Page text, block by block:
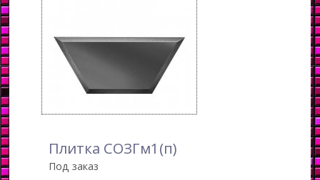
Плитка СОЗГм1(п)
Под заказ